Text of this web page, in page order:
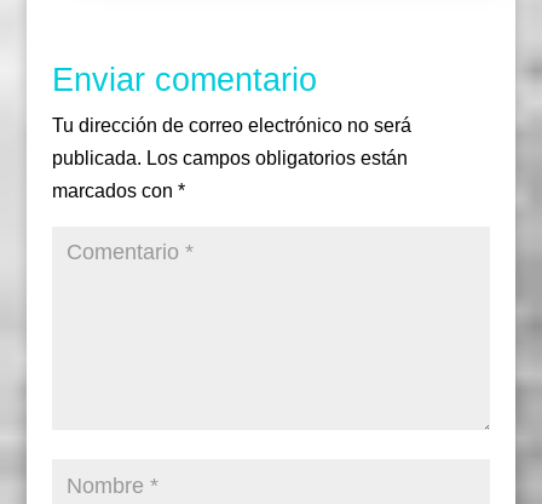
Enviar comentario
Tu dirección de correo electrónico no será
publicada. Los campos obligatorios están
marcados con *